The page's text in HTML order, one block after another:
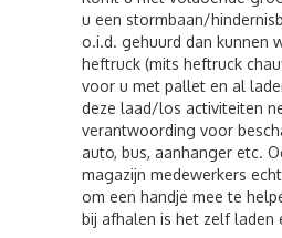
u een stormbaan/
o.i.d. gehuurd dan kunnen
heftruck (mits heftruck
voor u met pallet en al
deze laad/los activiteiten
verantwoording voor
auto, bus, aanhanger etc.
magazijn medewerkers
om een handje mee te
bij afhalen is het zelf laden